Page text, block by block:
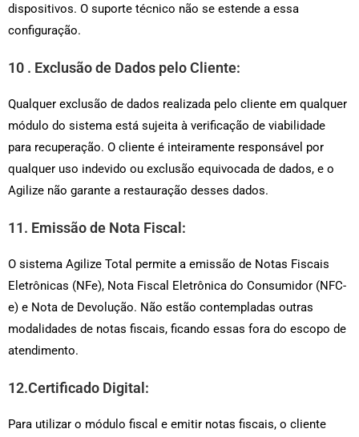
dispositivos. O suporte técnico não se estende a essa
configuração.
10 . Exclusão de Dados pelo Cliente:
Qualquer exclusão de dados realizada pelo cliente em qualquer
módulo do sistema está sujeita à verificação de viabilidade
para recuperação. O cliente é inteiramente responsável por
qualquer uso indevido ou exclusão equivocada de dados, e o
Agilize não garante a restauração desses dados.
11. Emissão de Nota Fiscal:
O sistema Agilize Total permite a emissão de Notas Fiscais
Eletrônicas (NFe), Nota Fiscal Eletrônica do Consumidor (NFC-
e) e Nota de Devolução. Não estão contempladas outras
modalidades de notas fiscais, ficando essas fora do escopo de
atendimento.
12.Certificado Digital:
Para utilizar o módulo fiscal e emitir notas fiscais, o cliente